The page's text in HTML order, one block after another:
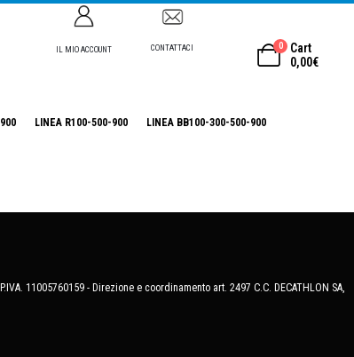
IL MIO ACCOUNT CONTATTACI 0
Cart
0,00€
LINEA R100-500-900 LINEA BB100-300-500-900
11005760159 - Direzione e coordinamento art. 2497 C.C. DECATHLON SA,